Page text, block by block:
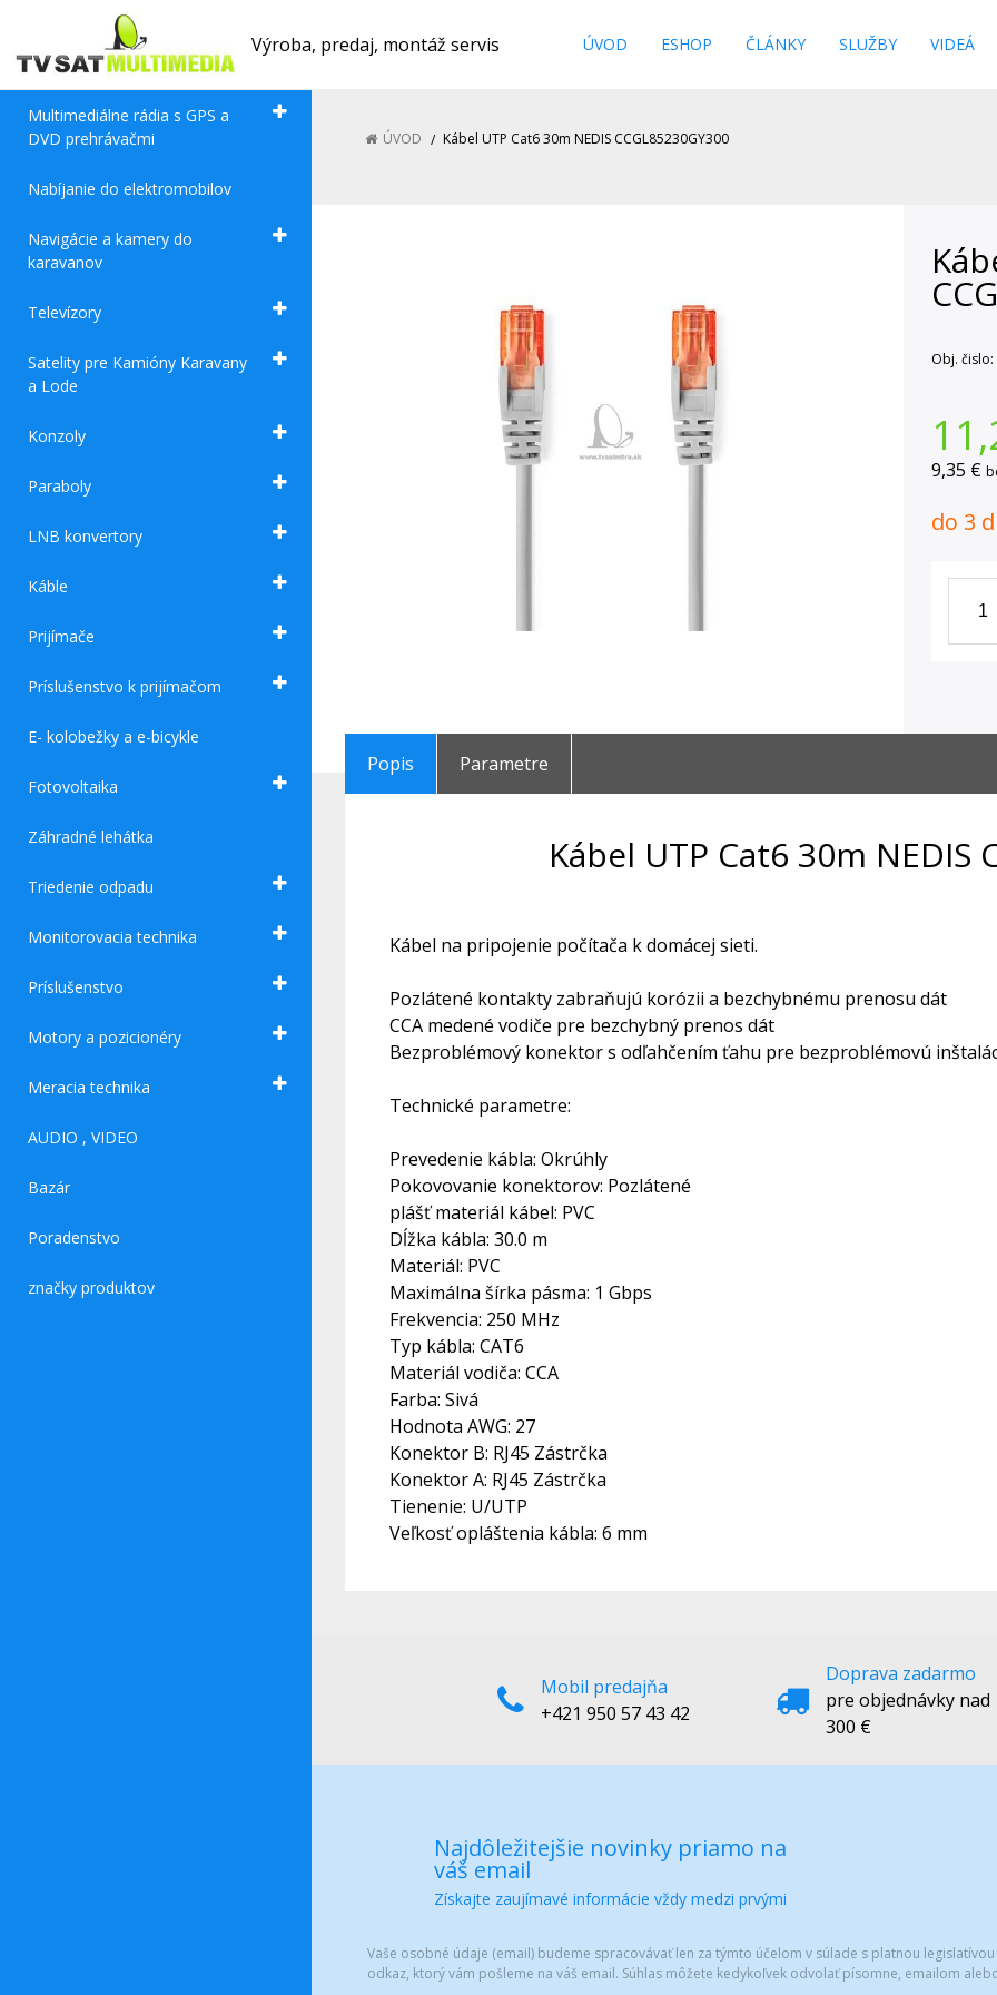
Výroba, predaj, montáž servis ÚVOD ESHOP ČLÁNKY SLUŽBY VIDEÁ
Multimediálne rádia s GPS a
DVD prehrávačmi
Nabíjanie do elektromobilov
Navigácie a kamery do
karavanov
Televízory
Satelity pre Kamióny Karavany
a Lode
Konzoly
Paraboly
LNB konvertory
Káble
Prijímače
Príslušenstvo k prijímačom
E- kolobežky a e-bicykle
Fotovoltaika
Záhradné lehátka
Triedenie odpadu
Monitorovacia technika
Príslušenstvo
Motory a pozicionéry
Meracia technika
AUDIO , VIDEO
Bazár
Poradenstvo
značky produktov
ÚVOD Kábel UTP Cat6 30m NEDIS CCGL85230GY300
Obj. čislo:
9,35 €
do 3
Popis Parametre
Kábel UTP Cat6 30m NEDIS
Kábel na pripojenie počítača k domácej sieti.
Pozlátené kontakty zabraňujú korózii a bezchybnému prenosu dát
CCA medené vodiče pre bezchybný prenos dát
Bezproblémový konektor s odľahčením ťahu pre bezproblémovú
Technické parametre:
Prevedenie kábla: Okrúhly
Pokovovanie konektorov: Pozlátené
plášť materiál kábel: PVC
Dĺžka kábla: 30.0 m
Materiál: PVC
Maximálna šírka pásma: 1 Gbps
Frekvencia: 250 MHz
Typ kábla: CAT6
Materiál vodiča: CCA
Farba: Sivá
Hodnota AWG: 27
Konektor B: RJ45 Zástrčka
Konektor A: RJ45 Zástrčka
Tienenie: U/UTP
Veľkosť opláštenia kábla: 6 mm
Mobil predajňa
+421 950 57 43 42
Doprava zadarmo
pre objednávky nad
300 €
Najdôležitejšie novinky priamo na
váš email
Získajte zaujímavé informácie vždy medzi prvými
Vaše osobné údaje (email) budeme spracovávať len za týmto účelom v súlade s platnou
odkaz, ktorý vám pošleme na váš email. Súhlas môžete kedykoľvek odvolať písomne, emailom